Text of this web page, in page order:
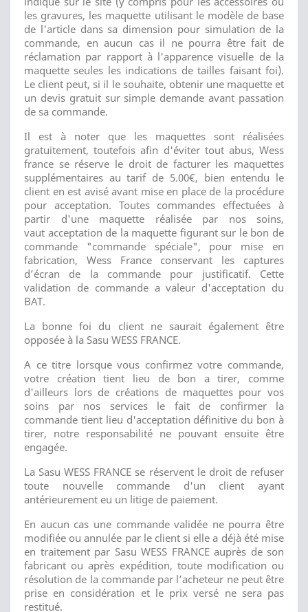
les gravures, les maquette utilisant le modèle de base
de l'article dans sa dimension pour simulation de la
commande, en aucun cas il ne pourra être fait de
réclamation par rapport à l'apparence visuelle de la
maquette seules les indications de tailles faisant foi).
Le client peut, si il le souhaite, obtenir une maquette et
un devis gratuit sur simple demande avant passation
de sa commande.
Il est à noter que les maquettes sont réalisées
gratuitement, toutefois afin d'éviter tout abus, Wess
france se réserve le droit de facturer les maquettes
supplémentaires au tarif de 5.00€, bien entendu le
client en est avisé avant mise en place de la procédure
pour acceptation. Toutes commandes effectuées à
partir d'une maquette réalisée par nos soins,
vaut acceptation de la maquette figurant sur le bon de
commande "commande spéciale", pour mise en
fabrication, Wess France conservant les captures
d’écran de la commande pour justificatif. Cette
validation de commande a valeur d'acceptation du
BAT.
La bonne foi du client ne saurait également être
opposée à la Sasu WESS FRANCE.
A ce titre lorsque vous confirmez votre commande,
votre création tient lieu de bon a tirer, comme
d'ailleurs lors de créations de maquettes pour vos
soins par nos services le fait de confirmer la
commande tient lieu d'acceptation définitive du bon à
tirer, notre responsabilité ne pouvant ensuite être
engagée.
La Sasu WESS FRANCE se réservent le droit de refuser
toute nouvelle commande d'un client ayant
antérieurement eu un litige de paiement.
En aucun cas une commande validée ne pourra être
modifiée ou annulée par le client si elle a déjà été mise
en traitement par Sasu WESS FRANCE auprès de son
fabricant ou après expédition, toute modification ou
résolution de la commande par l’acheteur ne peut être
prise en considération et le prix versé ne sera pas
restitué.